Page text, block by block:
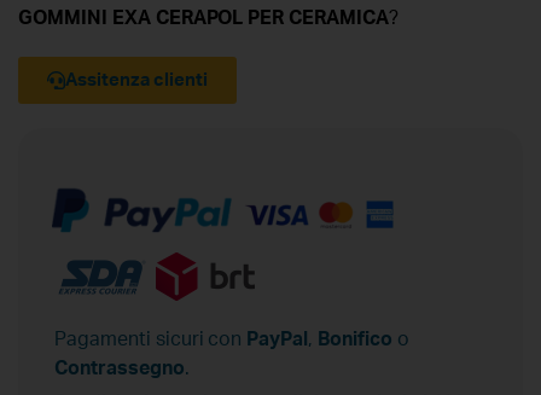
GOMMINI EXA CERAPOL PER CERAMICA?
Assitenza clienti
Pagamenti sicuri con PayPal , Bonifico o
Contrassegno.